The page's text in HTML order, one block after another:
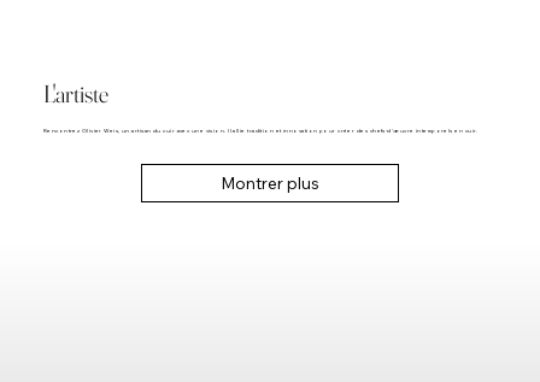
L'artiste
Rencontrez Olivier Weis, un artisan du cuir avec une vision. Il allie tradition et innovation pour créer des chefs-d'œuvre intemporels en cuir.
Montrer plus